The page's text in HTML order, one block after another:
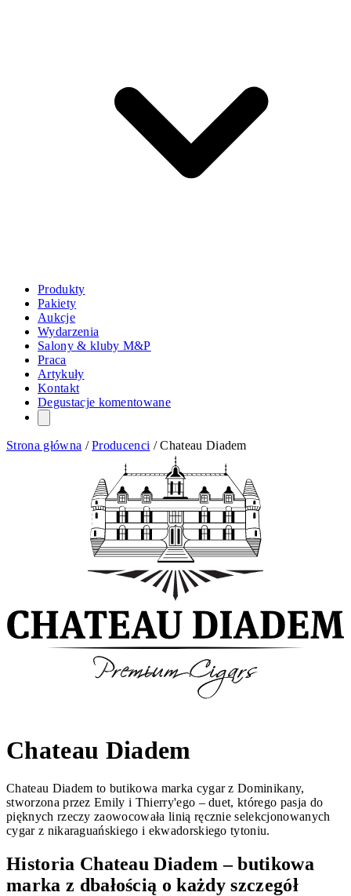
Produkty
Pakiety
Aukcje
Wydarzenia
Salony & kluby M&P
Praca
Artykuły
Kontakt
Degustacje komentowane
Strona główna /Producenci /Chateau Diadem
Chateau Diadem
Chateau Diadem to butikowa marka cygar z Dominikany,
stworzona przez Emily i Thierry'ego – duet, którego pasja do
pięknych rzeczy zaowocowała linią ręcznie selekcjonowanych
cygar z nikaraguańskiego i ekwadorskiego tytoniu.
Historia Chateau Diadem – butikowa
marka z dbałością o każdy szczegół